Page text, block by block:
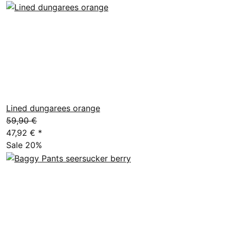
Lined dungarees orange
59,90 €
47,92 € *
Sale 20%